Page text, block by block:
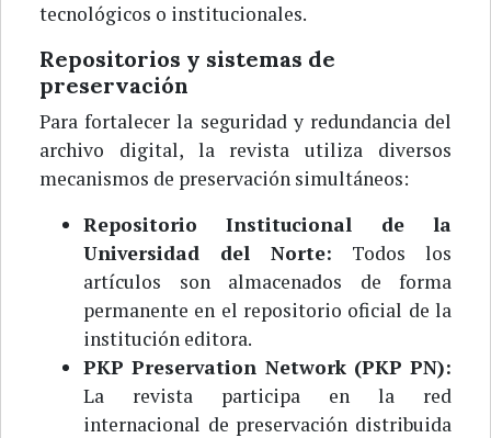
tecnológicos o institucionales.
Repositorios y sistemas de
preservación
Para fortalecer la seguridad y redundancia del
archivo digital, la revista utiliza diversos
mecanismos de preservación simultáneos:
Repositorio Institucional de la
Universidad del Norte: Todos los
artículos son almacenados de forma
permanente en el repositorio oficial de la
institución editora.
PKP Preservation Network (PKP PN):
La revista participa en la red
internacional de preservación distribuida